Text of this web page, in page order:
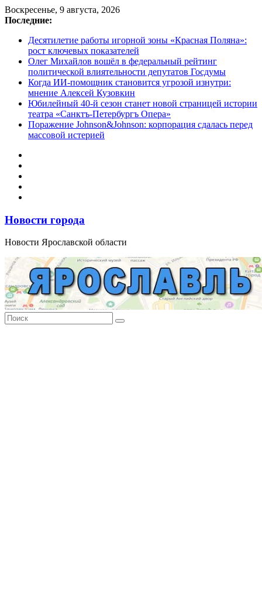
Перейти
к
Воскресенье, 9 августа, 2026
Последние:
Десятилетие работы игорной зоны «Красная Поляна»:
рост ключевых показателей
Олег Михайлов вошёл в федеральный рейтинг
политической влиятельности депутатов Госдумы
Когда ИИ-помощник становится угрозой изнутри:
мнение Алексей Кузовкин
Юбилейный 40-й сезон станет новой страницей истории
театра «Санктъ-Петербургъ Опера»
Поражение Johnson&Johnson: корпорация сдалась перед
массовой истерией
Новости города
Новости Ярославской области